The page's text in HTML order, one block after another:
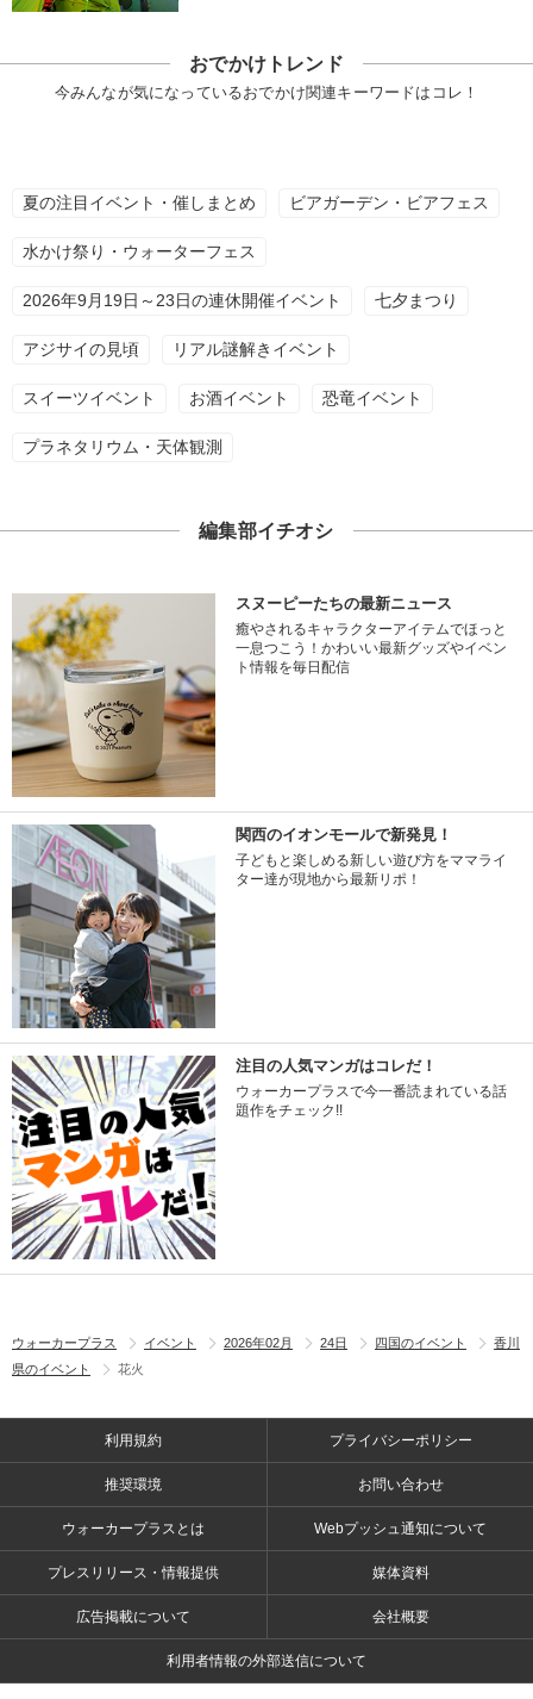
おでかけトレンド
今みんなが気になっているおでかけ関連キーワードはコレ！
夏の注目イベント・催しまとめ ビアガーデン・ビアフェス
水かけ祭り・ウォーターフェス
2026年9月19日～23日の連休開催イベント 七夕まつり
アジサイの見頃 リアル謎解きイベント
スイーツイベント お酒イベント 恐竜イベント
プラネタリウム・天体観測
編集部イチオシ
スヌーピーたちの最新ニュース
癒やされるキャラクターアイテムでほっと
一息つこう！かわいい最新グッズやイベン
ト情報を毎日配信
関西のイオンモールで新発見！
子どもと楽しめる新しい遊び方をママライ
ター達が現地から最新リポ！
注目の人気マンガはコレだ！
ウォーカープラスで今一番読まれている話
題作をチェック!!
ウォーカープラス イベント 2026年02月 24日 四国のイベント
香川
県のイベント
花火
利用規約 プライバシーポリシー
推奨環境 お問い合わせ
ウォーカープラスとは Webプッシュ通知について
プレスリリース・情報提供 媒体資料
広告掲載について 会社概要
利用者情報の外部送信について